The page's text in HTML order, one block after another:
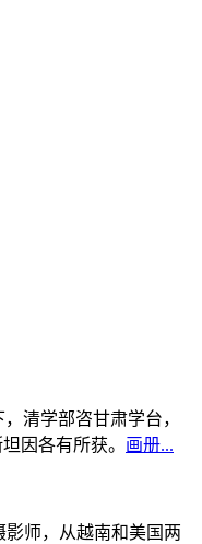
清学部咨甘肃学台，
因各有所获。 画册...
影师，从越南和美国两